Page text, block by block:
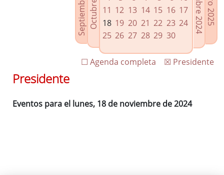
Agenda de Presidencia
Plenos provinciales y Juntas de gobierno
Oficina de Proyectos Europeos
11 12 13 14 15 16 17
18 19 20 21 22 23 24
25 26 27 28 29 30
☒ Presidente
☐ Agenda completa
Presidente
Eventos para el lunes, 18 de noviembre de 2024